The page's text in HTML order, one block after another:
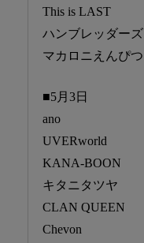
This is LAST
ハンブレッダーズ
マカロニえんぴつ
■5月3日
ano
UVERworld
KANA-BOON
キタニタツヤ
CLAN QUEEN
Chevon